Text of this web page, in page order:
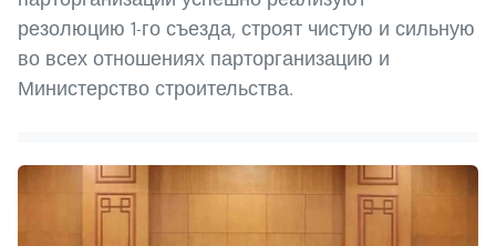
резолюцию 1-го съезда, строят чистую и сильную
во всех отношениях парторганизацию и
Министерство строительства.